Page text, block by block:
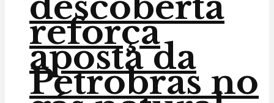
reforça
aposta da
Petrobras no